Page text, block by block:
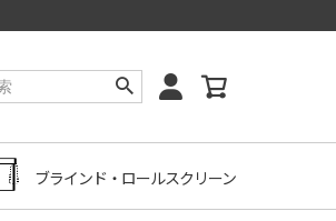
ブラインド・ロールスクリーン